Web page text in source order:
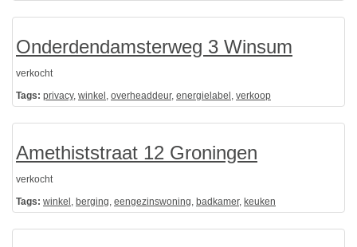
Onderdendamsterweg 3 Winsum
verkocht
Tags: privacy, winkel , overheaddeur, energielabel , verkoop
Amethiststraat 12 Groningen
verkocht
Tags: winkel , berging, eengezinswoning, badkamer, keuken